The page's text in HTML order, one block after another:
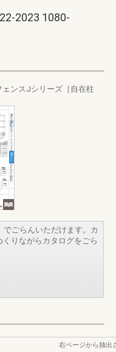
2023 1080-
ェンスJシリーズ［自在柱
ごらんいただけます。カ
りながらカタログをごら
右ページから抽出